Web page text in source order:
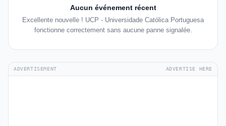
Aucun événement récent
Excellente nouvelle ! UCP - Universidade Católica Portuguesa
fonctionne correctement sans aucune panne signalée.
ADVERTISEMENT ADVERTISE HERE